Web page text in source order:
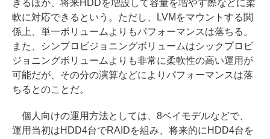
きるほか、将来HDDを増設して容量を増やす際などに柔
軟に対応できるという。ただし、LVMをマウントする関
係上、単一ボリュームよりもパフォーマンスは落ちる。
また、シンプロビジョニングボリュームはシックプロビ
ジョニングボリュームよりも非常に柔軟性の高い運用が
可能だが、その分の演算などによりパフォーマンスは落
ちるとのことだ。
個人向けの運用方法としては、8ベイモデルなどで、
運用当初はHDD4台でRAIDを組み、将来的にHDD4台を